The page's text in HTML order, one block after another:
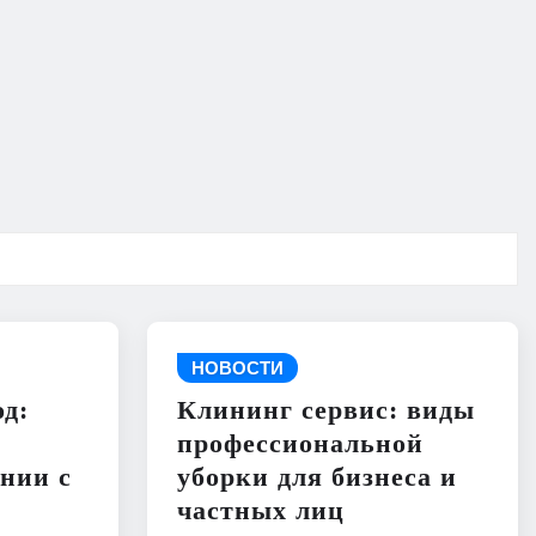
с
НОВОСТИ
Клининг сервис: виды
профессиональной
уборки для бизнеса и
частных лиц